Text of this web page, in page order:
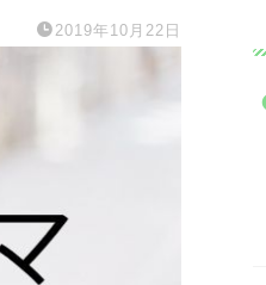
2019年10月22日